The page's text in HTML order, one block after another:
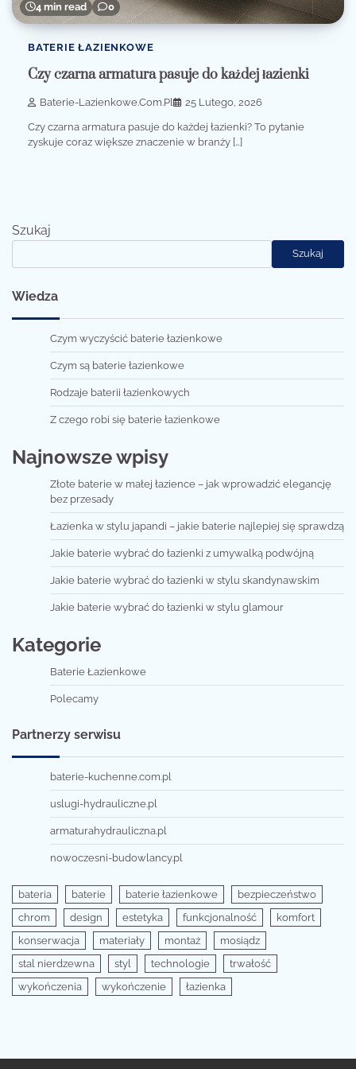
4 min read 0
BATERIE ŁAZIENKOWE
Czy czarna armatura pasuje do każdej łazienki
Baterie-Lazienkowe.com.pl 25 Lutego, 2026
Czy czarna armatura pasuje do każdej łazienki? To pytanie
zyskuje coraz większe znaczenie w branży […]
Szukaj
Szukaj
Wiedza
Czym wyczyścić baterie łazienkowe
Czym są baterie łazienkowe
Rodzaje baterii łazienkowych
Z czego robi się baterie łazienkowe
Najnowsze wpisy
Złote baterie w małej łazience – jak wprowadzić elegancję
bez przesady
Łazienka w stylu japandi – jakie baterie najlepiej się sprawdzą
Jakie baterie wybrać do łazienki z umywalką podwójną
Jakie baterie wybrać do łazienki w stylu skandynawskim
Jakie baterie wybrać do łazienki w stylu glamour
Kategorie
Baterie Łazienkowe
Polecamy
Partnerzy serwisu
baterie-kuchenne.com.pl
uslugi-hydrauliczne.pl
armaturahydrauliczna.pl
nowoczesni-budowlancy.pl
bateria baterie baterie łazienkowe
bezpieczeństwo
chrom
design estetyka funkcjonalność
komfort
konserwacja
materiały montaż
mosiądz
stal nierdzewna
styl technologie
trwałość
wykończenia
wykończenie łazienka